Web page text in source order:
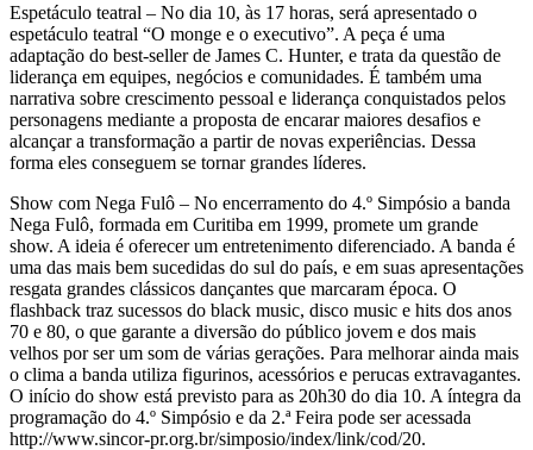
Espetáculo teatral – No dia 10, às 17 horas, será apresentado o
espetáculo teatral “O monge e o executivo”. A peça é uma
adaptação do best-seller de James C. Hunter, e trata da questão de
liderança em equipes, negócios e comunidades. É também uma
narrativa sobre crescimento pessoal e liderança conquistados pelos
personagens mediante a proposta de encarar maiores desafios e
alcançar a transformação a partir de novas experiências. Dessa
forma eles conseguem se tornar grandes líderes.
Show com Nega Fulô – No encerramento do 4.º Simpósio a banda
Nega Fulô, formada em Curitiba em 1999, promete um grande
show. A ideia é oferecer um entretenimento diferenciado. A banda é
uma das mais bem sucedidas do sul do país, e em suas apresentações
resgata grandes clássicos dançantes que marcaram época. O
flashback traz sucessos do black music, disco music e hits dos anos
70 e 80, o que garante a diversão do público jovem e dos mais
velhos por ser um som de várias gerações. Para melhorar ainda mais
o clima a banda utiliza figurinos, acessórios e perucas extravagantes.
O início do show está previsto para as 20h30 do dia 10. A íntegra da
programação do 4.º Simpósio e da 2.ª Feira pode ser acessada
http://www.sincor-pr.org.br/simposio/index/link/cod/20.